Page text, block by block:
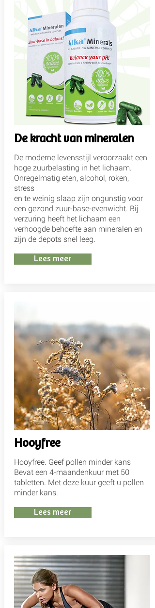
De kracht van mineralen
De moderne levensstijl veroorzaakt een
hoge zuurbelasting in het lichaam.
Onregelmatig eten, alcohol, roken,
stress
en te weinig slaap zijn ongunstig voor
een gezond zuur-base-evenwicht. Bij
verzuring heeft het lichaam een
verhoogde behoefte aan mineralen en
zijn de depots snel leeg.
Lees meer
Hooyfree
Hooyfree. Geef pollen minder kans
Bevat een 4-maandenkuur met 50
tabletten. Met deze kuur geeft u pollen
minder kans.
Lees meer